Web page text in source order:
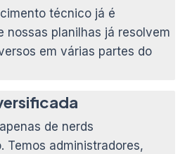
técnico já é
nossas planilhas já resolvem
em várias partes do
de nerds
Temos administradores,